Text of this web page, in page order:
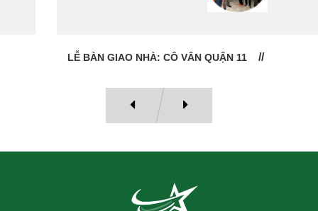
LỄ BÀN GIAO NHÀ: CÔ VÂN QUẬN 11